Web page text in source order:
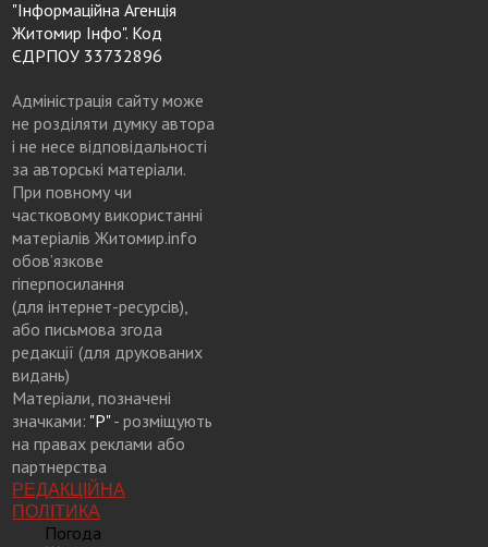
"Інформаційна Агенція
Житомир Інфо". Код
ЄДРПОУ 33732896
Адміністрація сайту може
не розділяти думку автора
і не несе відповідальності
за авторські матеріали.
При повному чи
частковому використанні
матеріалів Житомир.info
обов’язкове
гіперпосилання
(для інтернет-ресурсів),
або письмова згода
редакції (для друкованих
видань)
Матеріали, позначені
значками: "Р"- розміщують
на правах реклами або
партнерства
РЕДАКЦІЙНА
ПОЛІТИКА
Погода